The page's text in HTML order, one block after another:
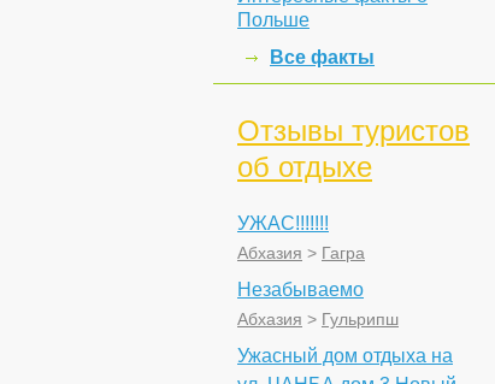
Польше
Все факты
Отзывы туристов
об отдыхе
УЖАС!!!!!!!
Абхазия > Гагра
Незабываемо
Абхазия > Гульрипш
Ужасный дом отдыха на